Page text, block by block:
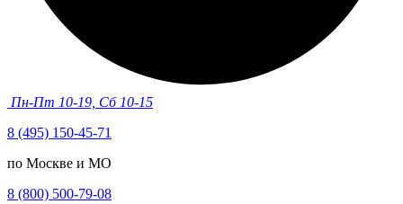
Пн-Пт 10-19, Сб 10-15
8 (495) 150-45-71
по Москве и МО
8 (800) 500-79-08